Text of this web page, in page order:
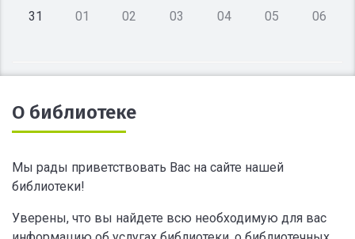
31 01 02 03 04 05 06
О библиотеке
Мы рады приветствовать Вас на сайте нашей
библиотеки!
Уверены, что вы найдете всю необходимую для вас